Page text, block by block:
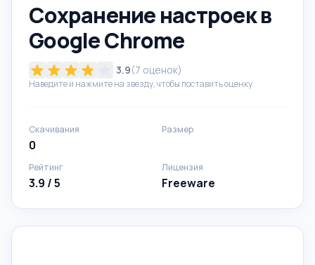
Сохранение настроек в
Google Chrome
3.9(7 оценок)
Наведите и нажмите на звезду, чтобы поставить оценку
Скачивания
0
Размер
Рейтинг
3.9 / 5
Лицензия
Freeware